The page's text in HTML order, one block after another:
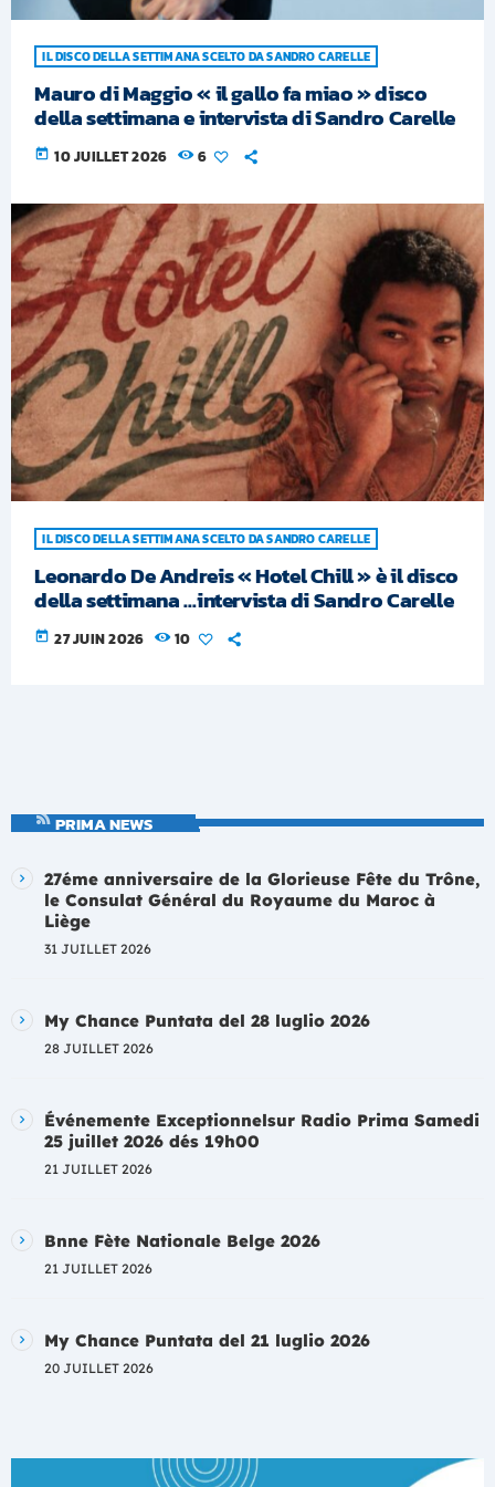
IL DISCO DELLA SETTIMANA SCELTO DA SANDRO CARELLE
Mauro di Maggio « il gallo fa miao » disco
della settimana e intervista di Sandro Carelle
today 10 JUILLET 2026 6
IL DISCO DELLA SETTIMANA SCELTO DA SANDRO CARELLE
Leonardo De Andreis « Hotel Chill » è il disco
della settimana …intervista di Sandro Carelle
today 27 JUIN 2026 10
PRIMA NEWS
27éme anniversaire de la Glorieuse Fête du Trône,
le Consulat Général du Royaume du Maroc à
Liège
31 JUILLET 2026
My Chance Puntata del 28 luglio 2026
28 JUILLET 2026
Événemente Exceptionnelsur Radio Prima Samedi
25 juillet 2026 dés 19h00
21 JUILLET 2026
Bnne Fète Nationale Belge 2026
21 JUILLET 2026
My Chance Puntata del 21 luglio 2026
20 JUILLET 2026